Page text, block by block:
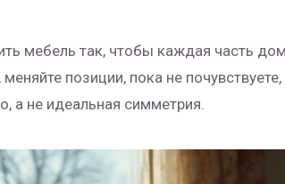
мебель так, чтобы каждая часть
позиции, пока не почувствуете,
а не идеальная симметрия.